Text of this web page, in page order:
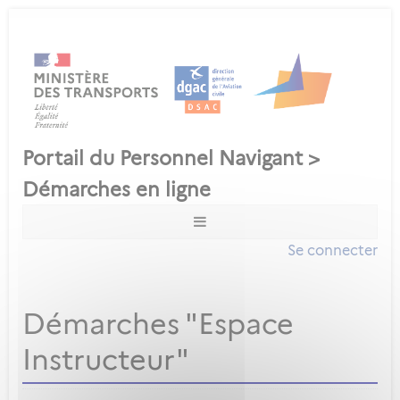
Se connecter
Démarches "Espace
Instructeur"